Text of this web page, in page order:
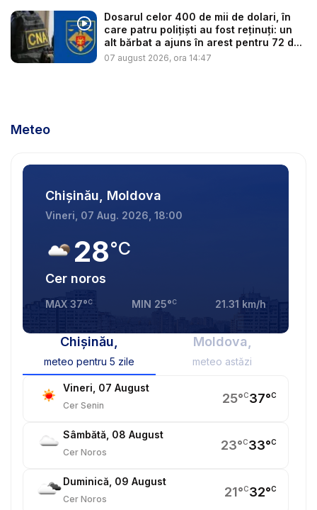
Dosarul celor 400 de mii de dolari, în
care patru polițiști au fost reținuți: un
alt bărbat a ajuns în arest pentru 72 d...
07 august 2026, ora 14:47
Meteo
Chișinău, Moldova
Vineri, 07 Aug. 2026, 18:00
28°C
Cer noros
MAX 37°C MIN 25°C 21.31 km/h
Chișinău,
meteo pentru 5 zile
Moldova,
meteo astăzi
Vineri, 07 August
Cer Senin 25°C37°C
Sâmbătă, 08 August
Cer Noros 23°C33°C
Duminică, 09 August
Cer Noros 21°C32°C